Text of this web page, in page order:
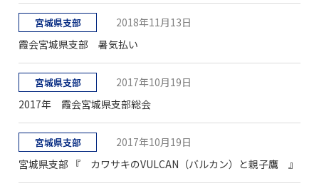
宮城県支部
2018年11月13日
霞会宮城県支部 暑気払い
宮城県支部
2017年10月19日
2017年 霞会宮城県支部総会
宮城県支部
2017年10月19日
宮城県支部 『 カワサキのVULCAN（バルカン）と親子鷹 』